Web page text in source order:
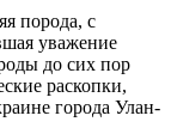
порода, с
уважение
до сих пор
раскопки,
города Улан-